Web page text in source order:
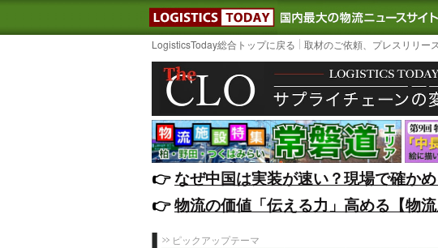
LOGISTICS TODAY｜国内
LogisticsToday総合トップに戻る 取材のご依頼、プレスリリー
👉️なぜ中国は実装が速い？現場で確か
👉️物流の価値「伝える力」高める【物
ピックアップテーマ